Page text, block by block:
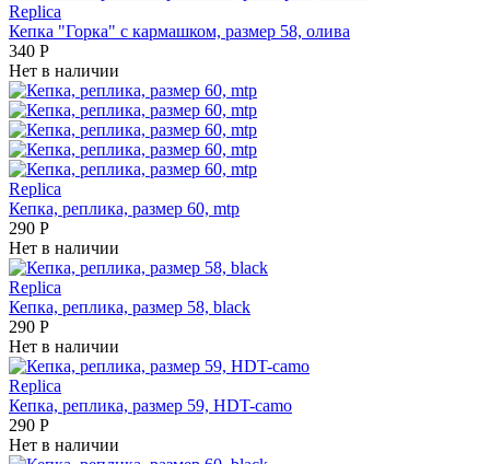
Replica
Кепка "Горка" с кармашком, размер 58, олива
340 Р
Нет в наличии
Replica
Кепка, реплика, размер 60, mtp
290 Р
Нет в наличии
Replica
Кепка, реплика, размер 58, black
290 Р
Нет в наличии
Replica
Кепка, реплика, размер 59, HDT-camo
290 Р
Нет в наличии